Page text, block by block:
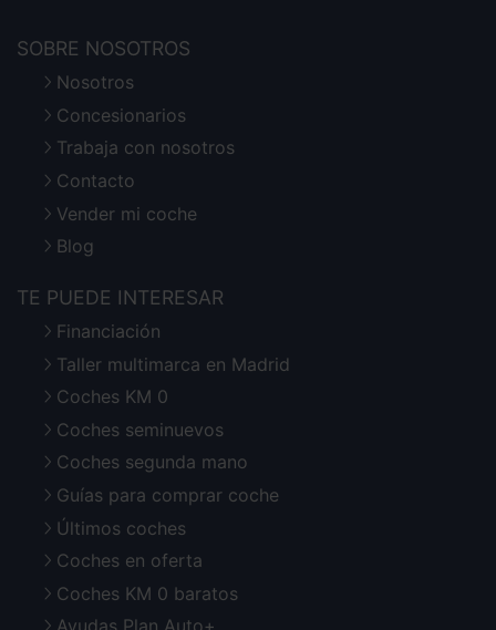
SOBRE NOSOTROS
Nosotros
Concesionarios
Trabaja con nosotros
Contacto
Vender mi coche
Blog
TE PUEDE INTERESAR
Financiación
Taller multimarca en Madrid
Coches KM 0
Coches seminuevos
Coches segunda mano
Guías para comprar coche
Últimos coches
Coches en oferta
Coches KM 0 baratos